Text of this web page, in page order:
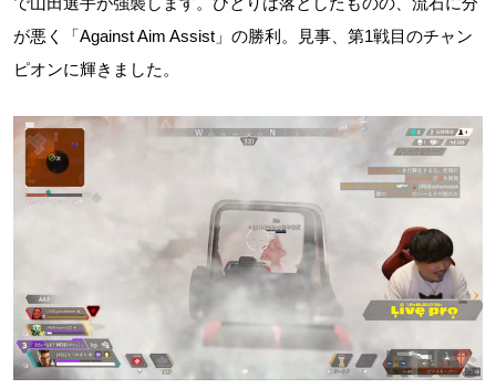
が悪く「Against Aim Assist」の勝利。見事、第1戦目のチャン
ピオンに輝きました。